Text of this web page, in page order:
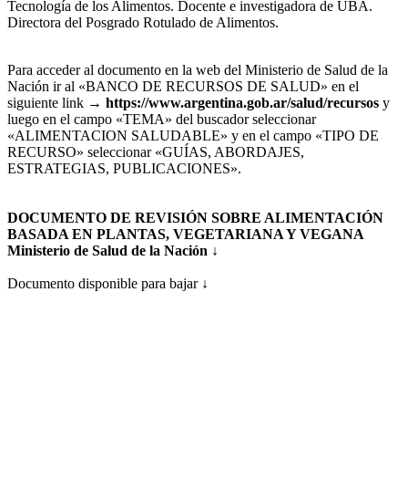
Tecnología de los Alimentos. Docente e investigadora de UBA.
Directora del Posgrado Rotulado de Alimentos.
Para acceder al documento en la web del Ministerio de Salud de la
Nación ir al «BANCO DE RECURSOS DE SALUD» en el
siguiente link → https://www.argentina.gob.ar/salud/recursos y
luego en el campo «TEMA» del buscador seleccionar
«ALIMENTACION SALUDABLE» y en el campo «TIPO DE
RECURSO» seleccionar «GUÍAS, ABORDAJES,
ESTRATEGIAS, PUBLICACIONES».
DOCUMENTO DE REVISIÓN SOBRE ALIMENTACIÓN
BASADA EN PLANTAS, VEGETARIANA Y VEGANA
Ministerio de Salud de la Nación ↓
Documento disponible para bajar ↓